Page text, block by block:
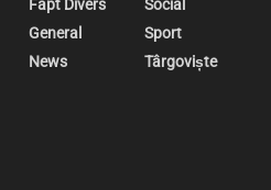
Fapt Divers
General
News
Social
Sport
Târgoviște